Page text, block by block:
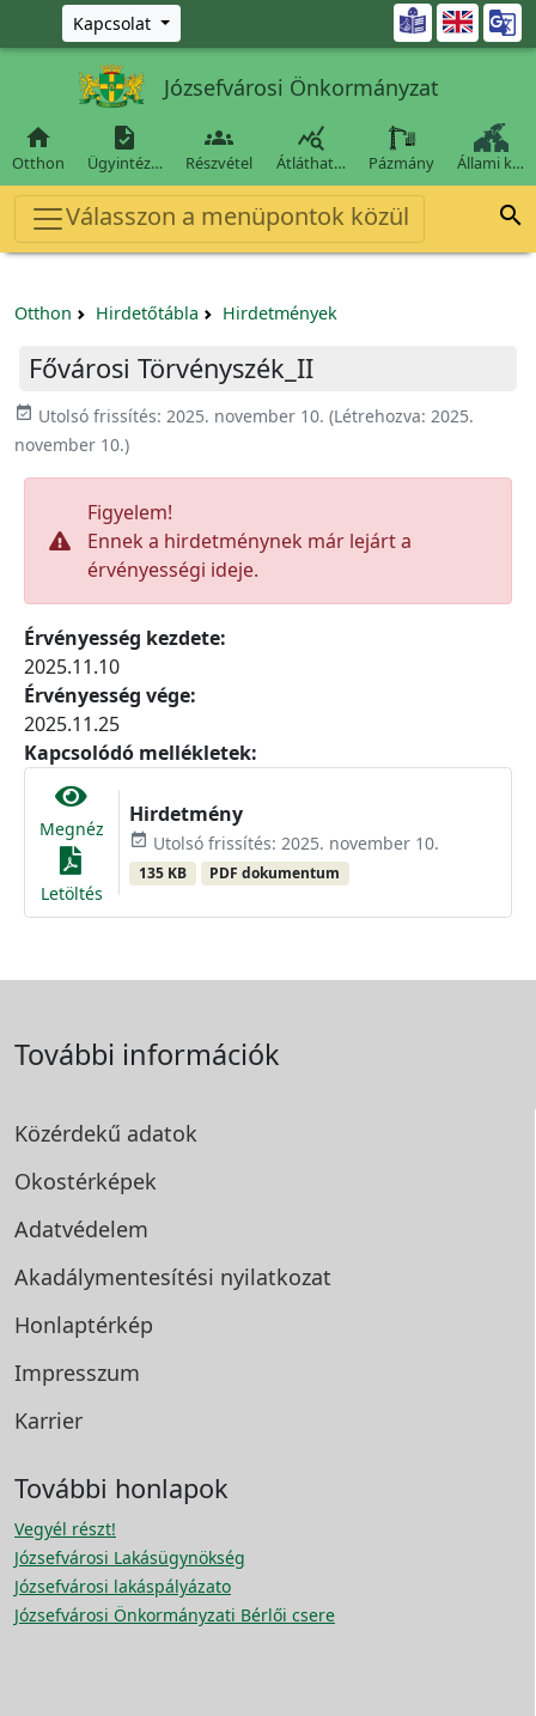
Ugrás a fő tartalomra
Kapcsolat 
Józsefvárosi Önkormányzat

Otthon

Ügyintéz…

Részvétel

Átláthat… Pázmány Állami k…
Válasszon a menüpontok közül 
Otthon Hirdetőtábla Hirdetmények
Fővárosi Törvényszék_II
event_available Utolsó frissítés: 2025. november 10. (Létrehozva: 2025.
november 10.)
Figyelem!
Ennek a hirdetménynek már lejárt a
érvényességi ideje.
Érvényesség kezdete:
2025.11.10
Érvényesség vége:
2025.11.25
Kapcsolódó mellékletek:
Megnéz
Letöltés
Hirdetmény
event_available Utolsó frissítés: 2025. november 10.
135 KB PDF dokumentum
További információk
Közérdekű adatok
Okostérképek
Adatvédelem
Akadálymentesítési nyilatkozat
Honlaptérkép
Impresszum
Karrier
További honlapok
Vegyél részt!
Józsefvárosi Lakásügynökség
Józsefvárosi lakáspályázato
Józsefvárosi Önkormányzati Bérlői csere